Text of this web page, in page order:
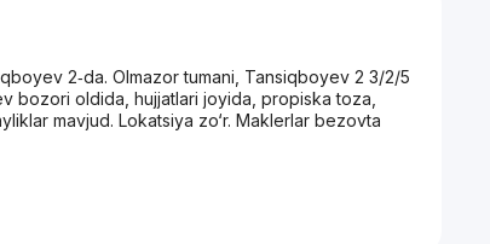
2‑da. Olmazor tumani, Tansiqboyev 2 3/2/5
bozori oldida, hujjatlari joyida, propiska toza,
mavjud. Lokatsiya zo‘r. Maklerlar bezovta